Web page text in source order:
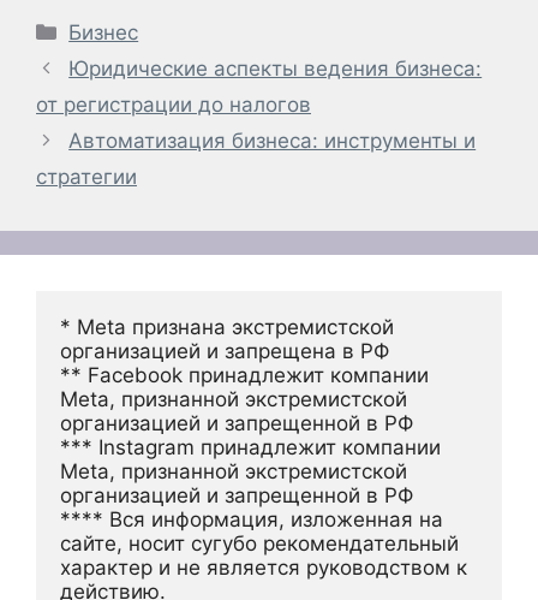
Рубрики
Бизнес
Юридические аспекты ведения бизнеса:
от регистрации до налогов
Автоматизация бизнеса: инструменты и
стратегии
* Meta признана экстремистской
организацией и запрещена в РФ
** Facebook принадлежит компании
Meta, признанной экстремистской
организацией и запрещенной в РФ
*** Instagram принадлежит компании
Meta, признанной экстремистской
организацией и запрещенной в РФ
**** Вся информация, изложенная на
сайте, носит сугубо рекомендательный
характер и не является руководством к
действию.